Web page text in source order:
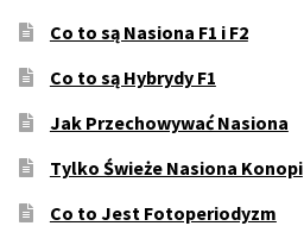
Co to są Nasiona F1 i F2
Co to są Hybrydy F1
Jak Przechowywać Nasiona
Tylko Świeże Nasiona Konopi
Co to Jest Fotoperiodyzm